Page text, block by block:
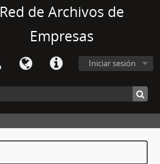
Red de Archivos de
Empresas
Iniciar sesión